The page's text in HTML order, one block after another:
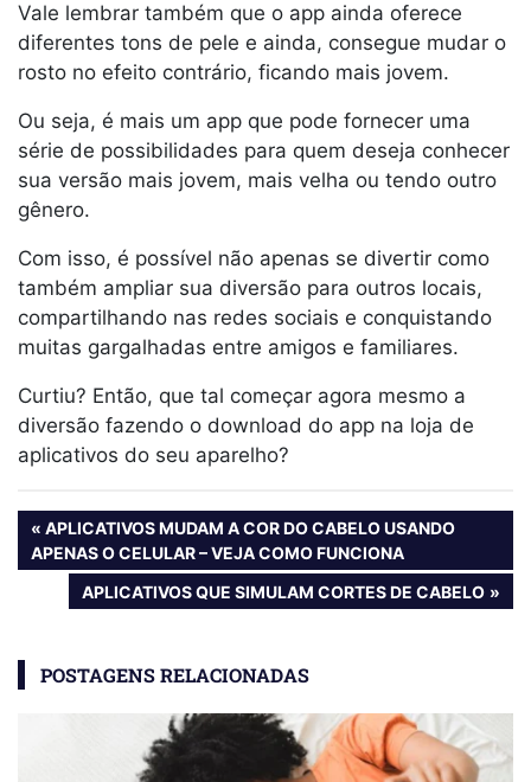
Vale lembrar também que o app ainda oferece
diferentes tons de pele e ainda, consegue mudar o
rosto no efeito contrário, ficando mais jovem.
Ou seja, é mais um app que pode fornecer uma
série de possibilidades para quem deseja conhecer
sua versão mais jovem, mais velha ou tendo outro
gênero.
Com isso, é possível não apenas se divertir como
também ampliar sua diversão para outros locais,
compartilhando nas redes sociais e conquistando
muitas gargalhadas entre amigos e familiares.
Curtiu? Então, que tal começar agora mesmo a
diversão fazendo o download do app na loja de
aplicativos do seu aparelho?
Navegação
de
Post
PREVIOUS
POST:
APLICATIVOS MUDAM A COR DO CABELO USANDO
APENAS O CELULAR – VEJA COMO FUNCIONA
NEXT
POST:
APLICATIVOS QUE SIMULAM CORTES DE CABELO
POSTAGENS RELACIONADAS